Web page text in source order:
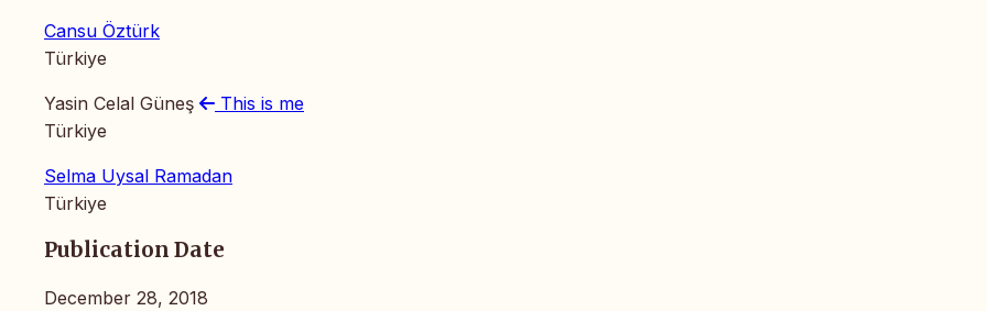
Cansu Öztürk
Türkiye
Yasin Celal Güneş
This is me
Türkiye
Selma Uysal Ramadan
Türkiye
Publication Date
December 28, 2018